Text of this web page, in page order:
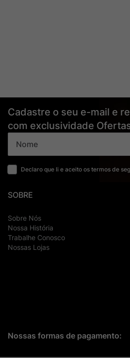
Cadastre o seu e-mail e
com exclusividade
Declaro que li e aceito os termos de
SOBRE
Sobre Nós
Nossa História
Trabalhe Conosco
Nossas Lojas
Nossas formas de pagamento: